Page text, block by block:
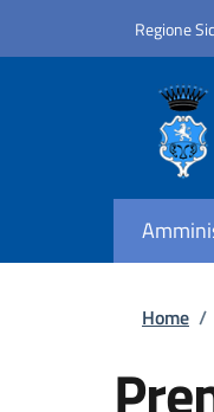
Regione
Home /